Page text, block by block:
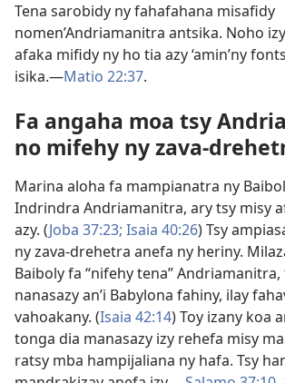
Tena sarobidy ny fahafahana misafidy
nomen’Andriamanitra antsika. Noho
afaka mifidy ny ho tia azy ‘amin’ny
isika.—Matio 22:37.
Fa angaha moa tsy
no mifehy ny zava-
Marina aloha fa mampianatra ny
Indrindra Andriamanitra, ary tsy misy
azy. (Joba 37:23; Isaia 40:26) Tsy
ny zava-drehetra anefa ny heriny.
Baiboly fa “nifehy tena”
nanasazy an’i Babylona fahiny, ilay
vahoakany. (Isaia 42:14) Toy izany koa
tonga dia manasazy izy rehefa misy
ratsy mba hampijaliana ny hafa. Tsy